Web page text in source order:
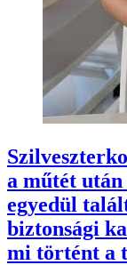
a műtét után
egyedül
biztonsági
mi történt a